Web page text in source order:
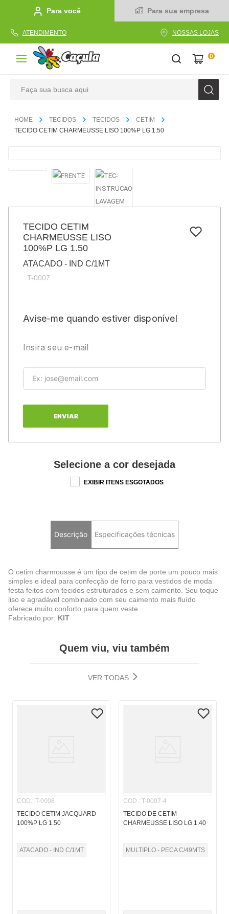
Para você Para sua empresa
ATENDIMENTO NOSSAS LOJAS
0
TECIDOS TECIDOS
CETIM
TECIDO CETIM CHARMEUSSE LISO 100%P LG 1.50
TECIDO CETIM
CHARMEUSSE LISO
100%P LG 1.50
ATACADO - IND C/1MT
: T-0007
Avise-me quando estiver disponível
Insira seu e-mail
ENVIAR
Selecione a cor desejada
EXIBIR ITENS ESGOTADOS
Descrição Especificações técnicas
O cetim charmousse é um tipo de cetim de porte um pouco mais
simples e ideal para confecção de forro para vestidos de moda
festa feitos com tecidos estruturados e sem caimento. Seu toque
liso e agradável combinado com seu caimento mais fluído
oferece muito conforto para quem veste.
Fabricado por: KIT
Quem viu, viu também
VER TODAS
COD. : T-0008
TECIDO CETIM JACQUARD
100%P LG 1.50
ATACADO - IND C/1MT
COD. : T-0007-4
TECIDO DE CETIM
CHARMEUSSE LISO LG 1.40
MULTIPLO - PECA C/49MTS
1º caderno
pincel